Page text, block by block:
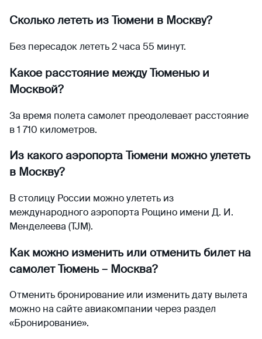
Сколько лететь из Тюмени в Москву?
Без пересадок лететь 2 часа 55 минут.
Какое расстояние между Тюменью и
Москвой?
За время полета самолет преодолевает расстояние
в 1 710 километров.
Из какого аэропорта Тюмени можно улететь
в Москву?
В столицу России можно улететь из
международного аэропорта Рощино имени Д. И.
Менделеева (TJM).
Как можно изменить или отменить билет на
самолет Тюмень – Москва?
Отменить бронирование или изменить дату вылета
можно на сайте авиакомпании через раздел
«Бронирование».